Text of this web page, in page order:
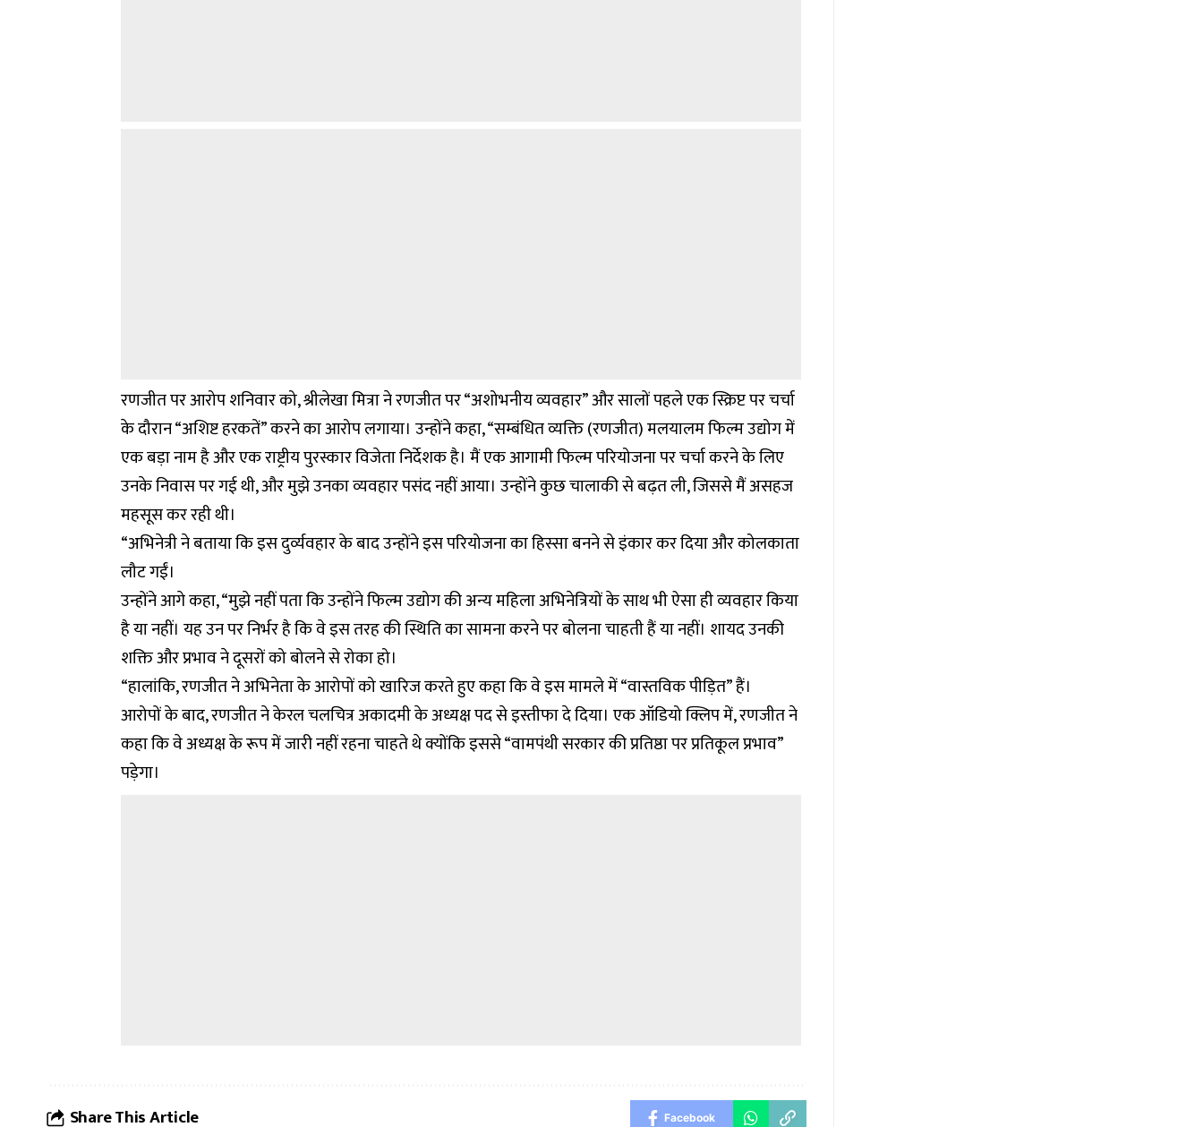
रणजीत पर आरोप शनिवार को, श्रीलेखा मित्रा ने रणजीत पर “अशोभनीय व्यवहार” और सालों पहले एक स्क्रिप्ट पर चर्चा
के दौरान “अशिष्ट हरकतें” करने का आरोप लगाया। उन्होंने कहा, “सम्बंधित व्यक्ति (रणजीत) मलयालम फिल्म उद्योग में
एक बड़ा नाम है और एक राष्ट्रीय पुरस्कार विजेता निर्देशक है। मैं एक आगामी फिल्म परियोजना पर चर्चा करने के लिए
उनके निवास पर गई थी, और मुझे उनका व्यवहार पसंद नहीं आया। उन्होंने कुछ चालाकी से बढ़त ली, जिससे मैं असहज
महसूस कर रही थी।
“अभिनेत्री ने बताया कि इस दुर्व्यवहार के बाद उन्होंने इस परियोजना का हिस्सा बनने से इंकार कर दिया और कोलकाता
लौट गईं।
उन्होंने आगे कहा, “मुझे नहीं पता कि उन्होंने फिल्म उद्योग की अन्य महिला अभिनेत्रियों के साथ भी ऐसा ही व्यवहार किया
है या नहीं। यह उन पर निर्भर है कि वे इस तरह की स्थिति का सामना करने पर बोलना चाहती हैं या नहीं। शायद उनकी
शक्ति और प्रभाव ने दूसरों को बोलने से रोका हो।
“हालांकि, रणजीत ने अभिनेता के आरोपों को खारिज करते हुए कहा कि वे इस मामले में “वास्तविक पीड़ित” हैं।
आरोपों के बाद, रणजीत ने केरल चलचित्र अकादमी के अध्यक्ष पद से इस्तीफा दे दिया। एक ऑडियो क्लिप में, रणजीत ने
कहा कि वे अध्यक्ष के रूप में जारी नहीं रहना चाहते थे क्योंकि इससे “वामपंथी सरकार की प्रतिष्ठा पर प्रतिकूल प्रभाव”
पड़ेगा।
Share This Article Facebook